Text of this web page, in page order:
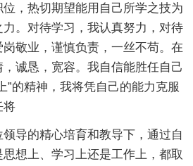
，热切期望能用自己所学之技为
。对待学习，我认真努力，对待
敬业，谨慎负责，一丝不苟。在
诚恳，宽容。我自信能胜任自己
”的精神，我将凭自己的能力克服
将
导的精心培育和教导下，通过自
想上、学习上还是工作上，都取